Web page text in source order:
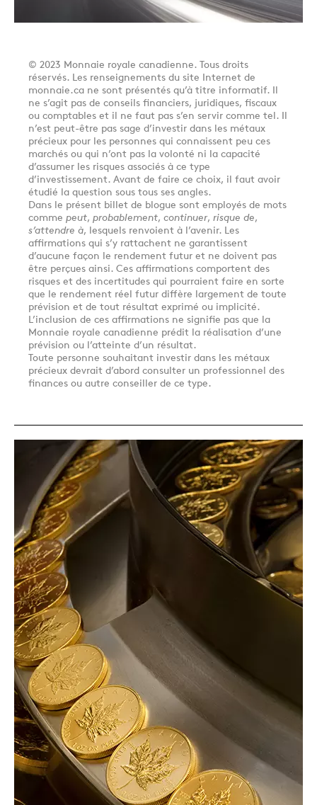
© 2023 Monnaie royale canadienne. Tous droits
réservés. Les renseignements du site Internet de
monnaie.ca ne sont présentés qu’à titre informatif. Il
ne s’agit pas de conseils financiers, juridiques, fiscaux
ou comptables et il ne faut pas s’en servir comme tel. Il
n’est peut-être pas sage d’investir dans les métaux
précieux pour les personnes qui connaissent peu ces
marchés ou qui n’ont pas la volonté ni la capacité
d’assumer les risques associés à ce type
d’investissement. Avant de faire ce choix, il faut avoir
étudié la question sous tous ses angles.
Dans le présent billet de blogue sont employés de mots
comme peut, probablement, continuer, risque de,
s’attendre à, lesquels renvoient à l’avenir. Les
affirmations qui s’y rattachent ne garantissent
d’aucune façon le rendement futur et ne doivent pas
être perçues ainsi. Ces affirmations comportent des
risques et des incertitudes qui pourraient faire en sorte
que le rendement réel futur diffère largement de toute
prévision et de tout résultat exprimé ou implicité.
L’inclusion de ces affirmations ne signifie pas que la
Monnaie royale canadienne prédit la réalisation d’une
prévision ou l’atteinte d’un résultat.
Toute personne souhaitant investir dans les métaux
précieux devrait d’abord consulter un professionnel des
finances ou autre conseiller de ce type.